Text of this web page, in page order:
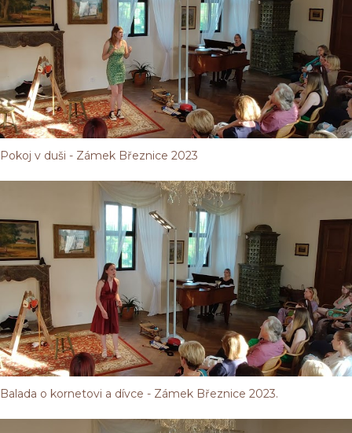
Pokoj v duši - Zámek Březnice 2023
Balada o kornetovi a dívce - Zámek Březnice 2023.